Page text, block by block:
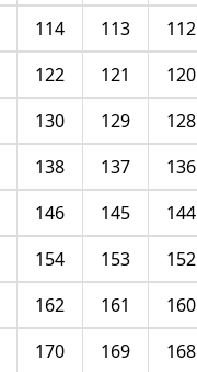
112
113
114
120
121
122
128
129
130
136
137
138
144
145
146
152
153
154
160
161
162
168
169
170